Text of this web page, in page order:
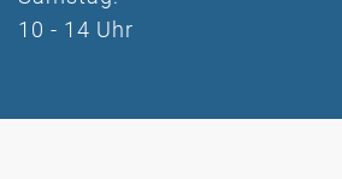
10 - 14 Uhr